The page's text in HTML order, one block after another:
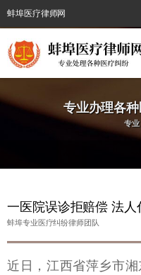
蚌埠医疗律师网
专业办理各
专业
一医院误诊拒赔偿 法
蚌埠专业医疗纠纷律师团队
近日，江西省萍乡市